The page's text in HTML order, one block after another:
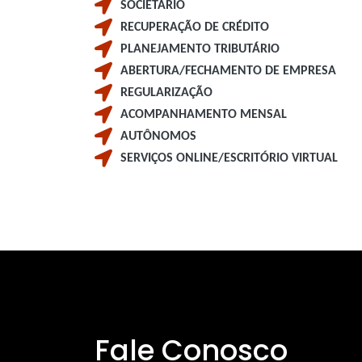
SOCIETÁRIO
RECUPERAÇÃO DE CRÉDITO
PLANEJAMENTO TRIBUTÁRIO
ABERTURA/FECHAMENTO DE EMPRESA
REGULARIZAÇÃO
ACOMPANHAMENTO MENSAL
AUTÔNOMOS
SERVIÇOS ONLINE/ESCRITÓRIO VIRTUAL
Fale Conosco